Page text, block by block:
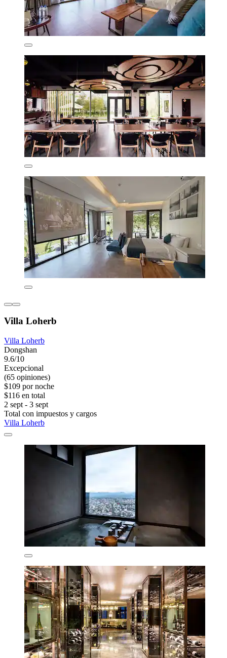
Villa Loherb
Villa Loherb
Dongshan
9.6/10
Excepcional
(65 opiniones)
$109 por noche
$116 en total
2 sept - 3 sept
Total con impuestos y cargos
Villa Loherb